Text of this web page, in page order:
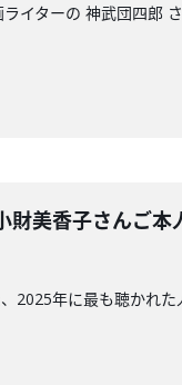
イターの 神武団四郎
財美香子さんご
2025年に最も聴かれ